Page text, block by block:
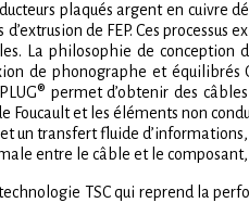
plaqués argent en cuivre
de FEP. Ces
La philosophie de
de phonographe et
permet d’obtenir des
et les éléments non
un transfert fluide
entre le câble et le
TSC qui reprend la